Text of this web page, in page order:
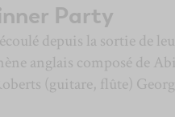
Party
depuis la sortie de
anglais composé de
(guitare, flûte)